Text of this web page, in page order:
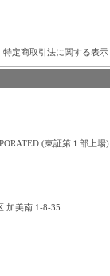
特定商取引法に関する表示
(東証第１部上場)
加美南 1-8-35